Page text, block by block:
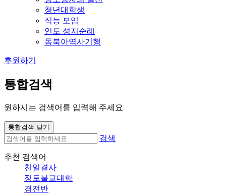
청년대학생
직능 모임
인도 성지순례
동북아역사기행
후원하기
통합검색
원하시는 검색어를 입력해 주세요
통합검색 닫기
검색
추천 검색어
천일결사
정토불교대학
경전반